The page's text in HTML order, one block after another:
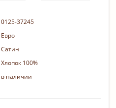
0125-37245
Евро
Сатин
Хлопок 100%
в наличии